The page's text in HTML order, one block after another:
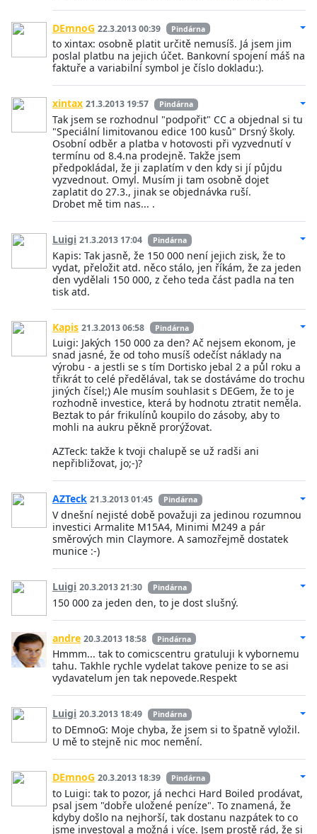
DEmnoG 22.3.2013 00:39 Pindárna
to xintax: osobně platit určitě nemusíš. Já jsem jim
poslal platbu na jejich účet. Bankovní spojení máš na
faktuře a variabilní symbol je číslo dokladu:).
xintax 21.3.2013 19:57 Pindárna
Tak jsem se rozhodnul "podpořit" CC a objednal si tu
"Speciální limitovanou edice 100 kusů" Drsný školy.
Osobní odběr a platba v hotovosti při vyzvednutí v
termínu od 8.4.na prodejně. Takže jsem
předpokládal, že ji zaplatím v den kdy si jí půjdu
vyzvednout. Omyl. Musím ji tam osobně dojet
zaplatit do 27.3., jinak se objednávka ruší.
Drobet mě tim nas... .
Luigi 21.3.2013 17:04 Pindárna
Kapis: Tak jasně, že 150 000 není jejich zisk, že to
vydat, přeložit atd. něco stálo, jen říkám, že za jeden
den vydělali 150 000, z čeho teda část padla na ten
tisk atd.
Kapis 21.3.2013 06:58 Pindárna
Luigi: Jakých 150 000 za den? Ač nejsem ekonom, je
snad jasné, že od toho musíš odečíst náklady na
výrobu - a jestli se s tím Dortisko jebal 2 a půl roku a
třikrát to celé předělával, tak se dostáváme do trochu
jiných čísel;) Ale musím souhlasit s DEGem, že to je
rozhodně investice, která by hodnotu ztratit neměla.
Beztak to pár frikulínů koupilo do zásoby, aby to
mohli na aukru pěkně prorýžovat.
AZTeck: takže k tvoji chalupě se už radši ani
nepřibližovat, jo;-)?
AZTeck 21.3.2013 01:45 Pindárna
V dnešní nejisté době považuji za jedinou rozumnou
investici Armalite M15A4, Minimi M249 a pár
směrových min Claymore. A samozřejmě dostatek
munice :-)
Luigi 20.3.2013 21:30 Pindárna
150 000 za jeden den, to je dost slušný.
andre 20.3.2013 18:58 Pindárna
Hmmm... tak to comicscentru gratuluji k vybornemu
tahu. Takhle rychle vydelat takove penize to se asi
vydavatelum jen tak nepovede.Respekt
Luigi 20.3.2013 18:49 Pindárna
to DEmnoG: Moje chyba, že jsem si to špatně vyložil.
U mě to stejně nic moc nemění.
DEmnoG 20.3.2013 18:39 Pindárna
to Luigi: tak to pozor, já nechci Hard Boiled prodávat,
psal jsem "dobře uložené peníze". To znamená, že
kdyby došlo na nejhorší, tak dostanu nazpátek to co
jsme investoval a možná i více. Jsem prostě rád, že si